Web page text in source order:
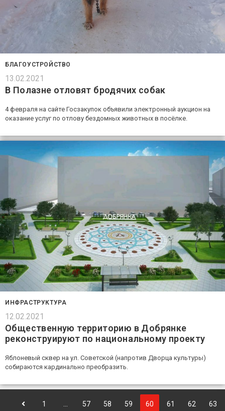
БЛАГОУСТРОЙСТВО
13.02.2021
В Полазне отловят бродячих собак
4 февраля на сайте Госзакупок объявили электронный аукцион на
оказание услуг по отлову бездомных животных в посёлке.
ИНФРАСТРУКТУРА
12.02.2021
Общественную территорию в Добрянке
реконструируют по национальному проекту
Яблоневый сквер на ул. Советской (напротив Дворца культуры)
собираются кардинально преобразить.
1 57 58 59 60 61 62 63